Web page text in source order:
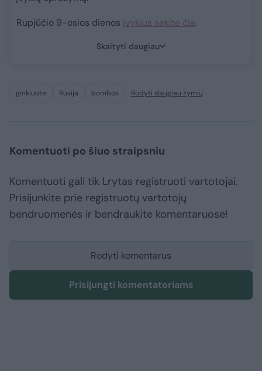
Rupjūčio 9-osios dienos įvykius sekite čia.
Skaityti daugiau
ginkluotė Rusija bombos Rodyti daugiau žymių
Komentuoti po šiuo straipsniu
Komentuoti gali tik Lrytas registruoti vartotojai.
Prisijunkite prie registruotų vartotojų
bendruomenės ir bendraukite komentaruose!
Rodyti komentarus
Prisijungti komentatoriams